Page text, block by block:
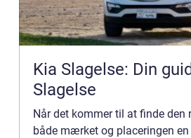
Kia Slagelse: Din
Slagelse
Når det kommer til at finde den
både mærket og placeringen